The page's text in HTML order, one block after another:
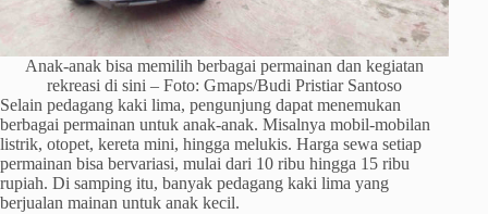
Anak-anak bisa memilih berbagai permainan dan kegiatan
rekreasi di sini – Foto: Gmaps/Budi Pristiar Santoso
Selain pedagang kaki lima, pengunjung dapat menemukan
berbagai permainan untuk anak-anak. Misalnya mobil-mobilan
listrik, otopet, kereta mini, hingga melukis. Harga sewa setiap
permainan bisa bervariasi, mulai dari 10 ribu hingga 15 ribu
rupiah. Di samping itu, banyak pedagang kaki lima yang
berjualan mainan untuk anak kecil.